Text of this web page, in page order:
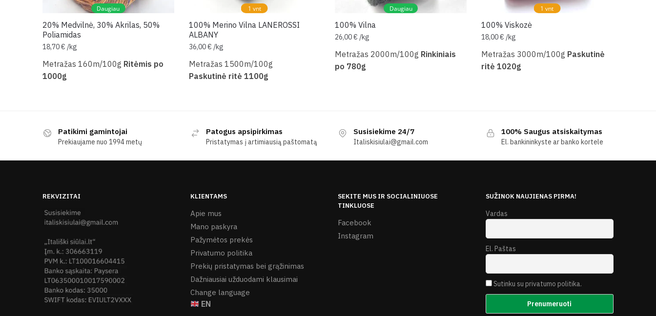
Daugiau
20% Medvilnė, 30% Akrilas, 50%
Poliamidas
18,70€ /kg
Metražas 160m/100g Ritėmis po
1000g
1 vnt
100% Merino Vilna LANEROSSI
ALBANY
36,00€ /kg
Metražas 1500m/100g
Paskutinė ritė 1100g
Daugiau
100% Vilna
26,00€ /kg
Metražas 2000m/100g Rinkiniais
po 780g
1 vnt
100% Viskozė
18,00€ /kg
Metražas 3000m/100g Paskutinė
ritė 1020g
Patikimi gamintojai
Prekiaujame nuo 1994 metų
Patogus apsipirkimas
Pristatymas į artimiausią paštomatą
Susisiekime 24/7
Italiskisiulai@gmail.com
100% Saugus atsiskaitymas
El. bankininkyste ar banko kortele
REKVIZITAI KLIENTAMS
Apie mus
Mano paskyra
Pažymėtos prekės
Privatumo politika
Prekių pristatymas bei grąžinimas
Dažniausiai užduodami klausimai
Change language
EN
SEKITE MUS IR SOCIALINIUOSE
TINKLUOSE
Facebook
Instagram
SUŽINOK NAUJIENAS PIRMA!
Vardas
El. Paštas
Sutinku su privatumo politika.